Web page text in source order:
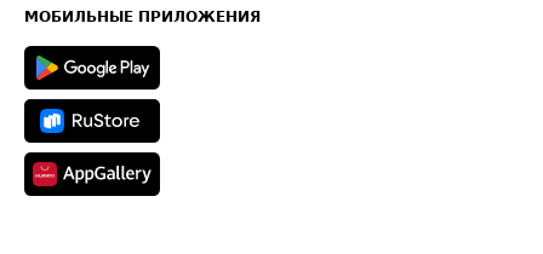
Техническая информация
МОБИЛЬНЫЕ ПРИЛОЖЕНИЯ